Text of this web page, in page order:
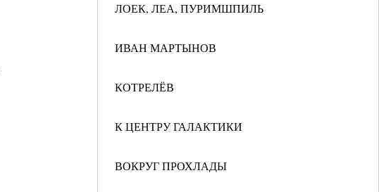
ЛОЕК, ЛЕА, ПУРИМШПИЛЬ
ИВАН МАРТЫНОВ
КОТРЕЛЁВ
К ЦЕНТРУ ГАЛАКТИКИ
ВОКРУГ ПРОХЛАДЫ